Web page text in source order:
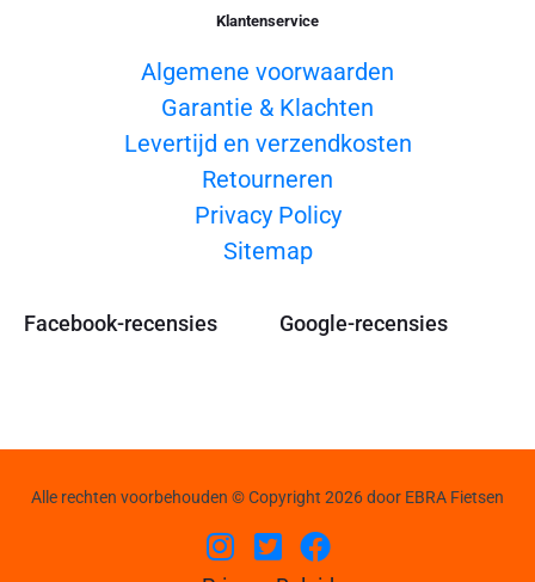
Klantenservice
Algemene voorwaarden
Garantie & Klachten
Levertijd en verzendkosten
Retourneren
Privacy Policy
Sitemap
Facebook-recensies Google-recensies
Alle rechten voorbehouden © Copyright 2026 door EBRA Fietsen